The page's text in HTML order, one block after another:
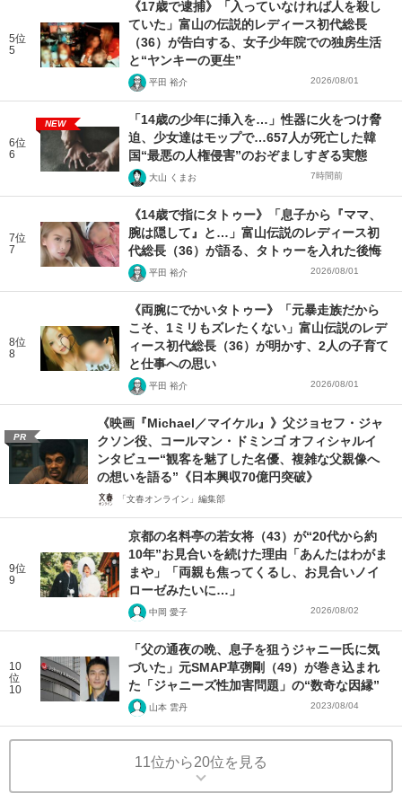
5位
5
《17歳で逮捕》「入っていなければ人を殺し
ていた」富山の伝説的レディース初代総長
（36）が告白する、女子少年院での独房生活
と“ヤンキーの更生”
平田 裕介 2026/08/01
6位
6
NEW
「14歳の少年に挿入を…」性器に火をつけ脅
迫、少女達はモップで…657人が死亡した韓
国“最悪の人権侵害”のおぞましすぎる実態
大山 くまお 7時間前
7位
7
《14歳で指にタトゥー》「息子から『ママ、
腕は隠して』と…」富山伝説のレディース初
代総長（36）が語る、タトゥーを入れた後悔
平田 裕介 2026/08/01
8位
8
《両腕にでかいタトゥー》「元暴走族だから
こそ、1ミリもズレたくない」富山伝説のレデ
ィース初代総長（36）が明かす、2人の子育て
と仕事への思い
平田 裕介 2026/08/01
PR
《映画『Michael／マイケル』》父ジョセフ・ジャ
クソン役、コールマン・ドミンゴ オフィシャルイ
ンタビュー“観客を魅了した名優、複雑な父親像へ
の想いを語る”《日本興収70億円突破》
「文春オンライン」編集部
9位
9
京都の名料亭の若女将（43）が“20代から約
10年”お見合いを続けた理由「あんたはわがま
まや」「両親も焦ってくるし、お見合いノイ
ローゼみたいに…」
中岡 愛子 2026/08/02
10
位
10
「父の通夜の晩、息子を狙うジャニー氏に気
づいた」元SMAP草彅剛（49）が巻き込まれ
た「ジャニーズ性加害問題」の“数奇な因縁”
山本 雲丹 2023/08/04
11位から20位を見る